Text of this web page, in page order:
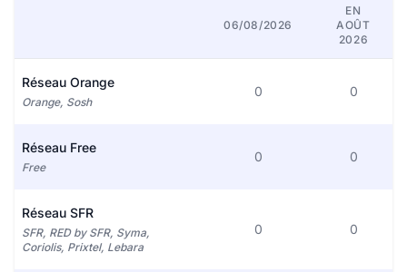
06/08/2026
EN
AOÛT
2026
Réseau Orange
Orange, Sosh
0 0
Réseau Free
Free
0 0
Réseau SFR
SFR, RED by SFR, Syma,
Coriolis, Prixtel, Lebara
0 0